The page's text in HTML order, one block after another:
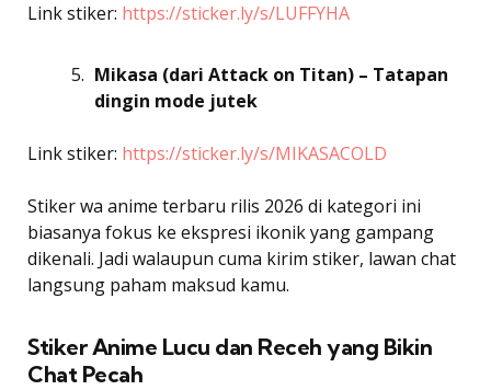
Link stiker: https://sticker.ly/s/LUFFYHA
Mikasa (dari Attack on Titan) – Tatapan
dingin mode jutek
Link stiker: https://sticker.ly/s/MIKASACOLD
Stiker wa anime terbaru rilis 2026 di kategori ini
biasanya fokus ke ekspresi ikonik yang gampang
dikenali. Jadi walaupun cuma kirim stiker, lawan chat
langsung paham maksud kamu.
Stiker Anime Lucu dan Receh yang Bikin
Chat Pecah